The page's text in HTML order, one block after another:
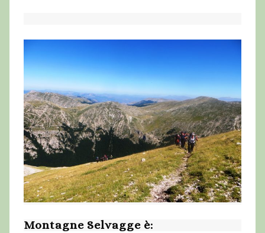
Montagne Selvagge è: